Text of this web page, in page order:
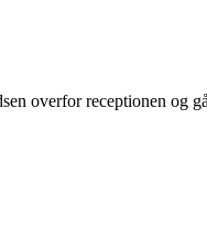
overfor receptionen og